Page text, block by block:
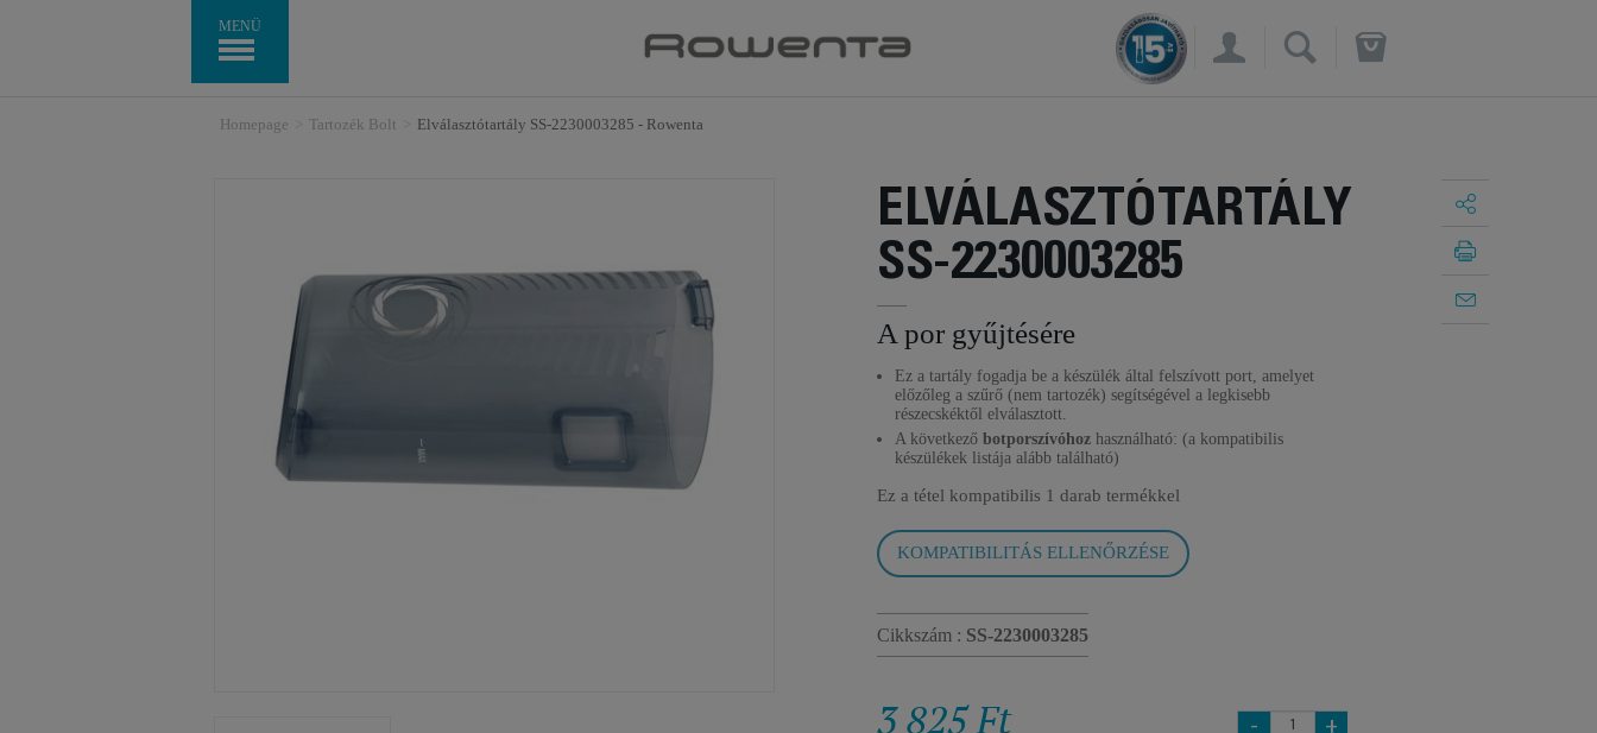
MENÜ
×
Homepage Tartozék Bolt Elválasztótartály SS-2230003285 - Rowenta
ELVÁLASZTÓTARTÁLY
SS-2230003285
A por gyűjtésére
Ez a tartály fogadja be a készülék által felszívott port, amelyet
előzőleg a szűrő (nem tartozék) segítségével a legkisebb
részecskéktől elválasztott.
A következő botporszívóhoz használható: (a kompatibilis
készülékek listája alább található)
Ez a tétel kompatibilis 1 darab termékkel
KOMPATIBILITÁS ELLENŐRZÉSE
Cikkszám : SS-2230003285
3 825 Ft - +